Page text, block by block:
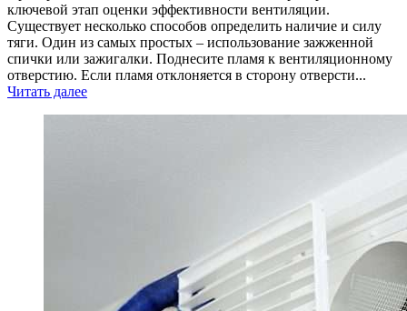
ключевой этап оценки эффективности вентиляции.
Существует несколько способов определить наличие и силу
тяги. Один из самых простых – использование зажженной
спички или зажигалки. Поднесите пламя к вентиляционному
отверстию. Если пламя отклоняется в сторону отверсти...
Читать далее